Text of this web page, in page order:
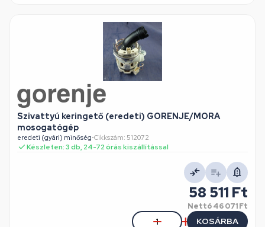
Szivattyú keringető (eredeti) GORENJE/MORA
mosogatógép
eredeti (gyári) minőség•Cikkszám: 512072
Készleten: 3 db, 24-72 órás kiszállítással
58 511 Ft
Nettó46 071 Ft
KOSÁRBA